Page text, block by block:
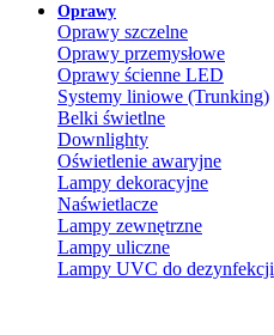
Oprawy
Oprawy szczelne
Oprawy przemysłowe
Oprawy ścienne LED
Systemy liniowe (Trunking)
Belki świetlne
Downlighty
Oświetlenie awaryjne
Lampy dekoracyjne
Naświetlacze
Lampy zewnętrzne
Lampy uliczne
Lampy UVC do dezynfekcji